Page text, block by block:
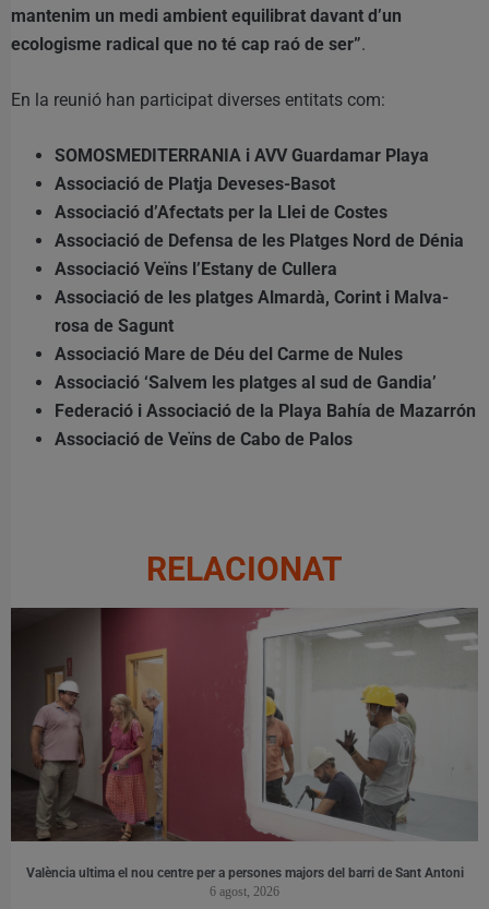
mantenim un medi ambient equilibrat davant d’un
ecologisme radical que no té cap raó de ser”.
En la reunió han participat diverses entitats com:
SOMOSMEDITERRANIA i AVV Guardamar Playa
Associació de Platja Deveses-Basot
Associació d’Afectats per la Llei de Costes
Associació de Defensa de les Platges Nord de Dénia
Associació Veïns l’Estany de Cullera
Associació de les platges Almardà, Corint i Malva-
rosa de Sagunt
Associació Mare de Déu del Carme de Nules
Associació ‘Salvem les platges al sud de Gandia’
Federació i Associació de la Playa Bahía de Mazarrón
Associació de Veïns de Cabo de Palos
RELACIONAT
València ultima el nou centre per a persones majors del barri de Sant Antoni
6 agost, 2026